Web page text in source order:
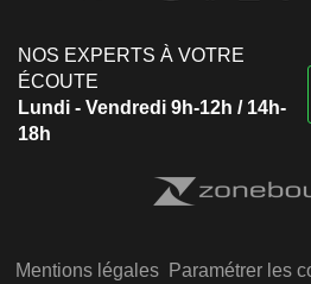
NOS EXPERTS À VOTRE
ÉCOUTE
Lundi - Vendredi 9h-12h / 14h-
18h
Mentions légales Paramétrer les